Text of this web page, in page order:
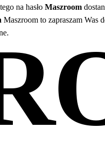
na hasło Maszroom
Maszroom to zapraszam Was